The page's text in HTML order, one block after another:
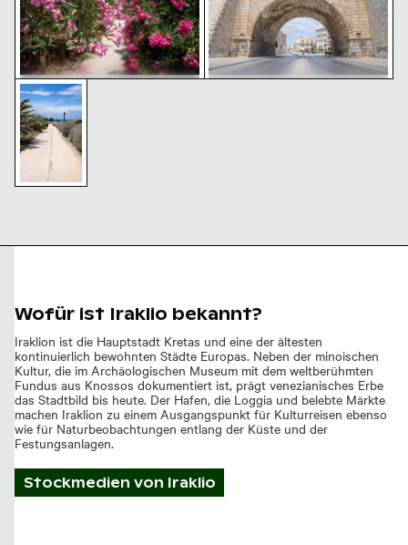
Leuchtend Rosa Oleanderblüten
entlang der Venezianischen
Stadtmauern von Heraklion
Weg zu den Venezianischen Stadtmauern von
Stadtmauern
Wofür ist Iraklio bekannt?
Iraklion ist die Hauptstadt Kretas und eine der ältesten
kontinuierlich bewohnten Städte Europas. Neben der minoischen
Kultur, die im Archäologischen Museum mit dem weltberühmten
Fundus aus Knossos dokumentiert ist, prägt venezianisches Erbe
das Stadtbild bis heute. Der Hafen, die Loggia und belebte Märkte
machen Iraklion zu einem Ausgangspunkt für Kulturreisen ebenso
wie für Naturbeobachtungen entlang der Küste und der
Festungsanlagen.
Stockmedien von Iraklio